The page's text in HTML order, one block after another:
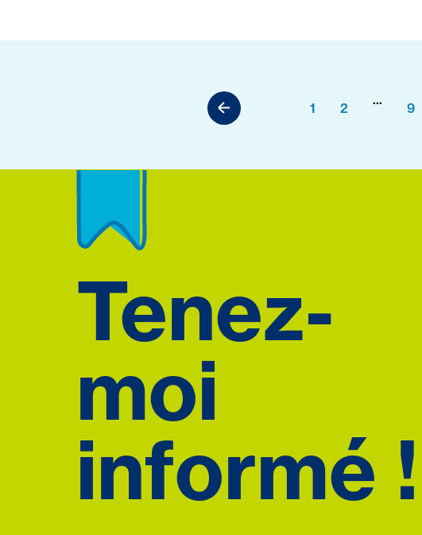
1 2
...
9
Tenez-
moi
informé !